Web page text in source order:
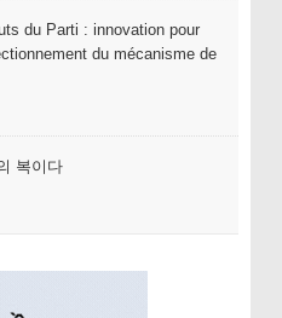
du Parti : innovation pour
du mécanisme de
복이다